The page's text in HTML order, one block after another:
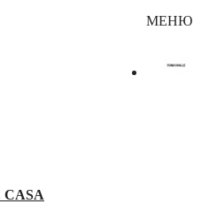
CASA
МЕНЮ